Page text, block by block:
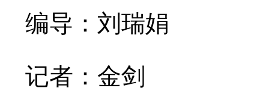
编导：刘瑞娟
记者：金剑